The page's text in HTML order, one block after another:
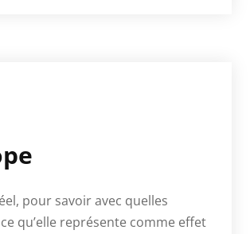
pour savoir avec quelles
qu’elle représente comme effet